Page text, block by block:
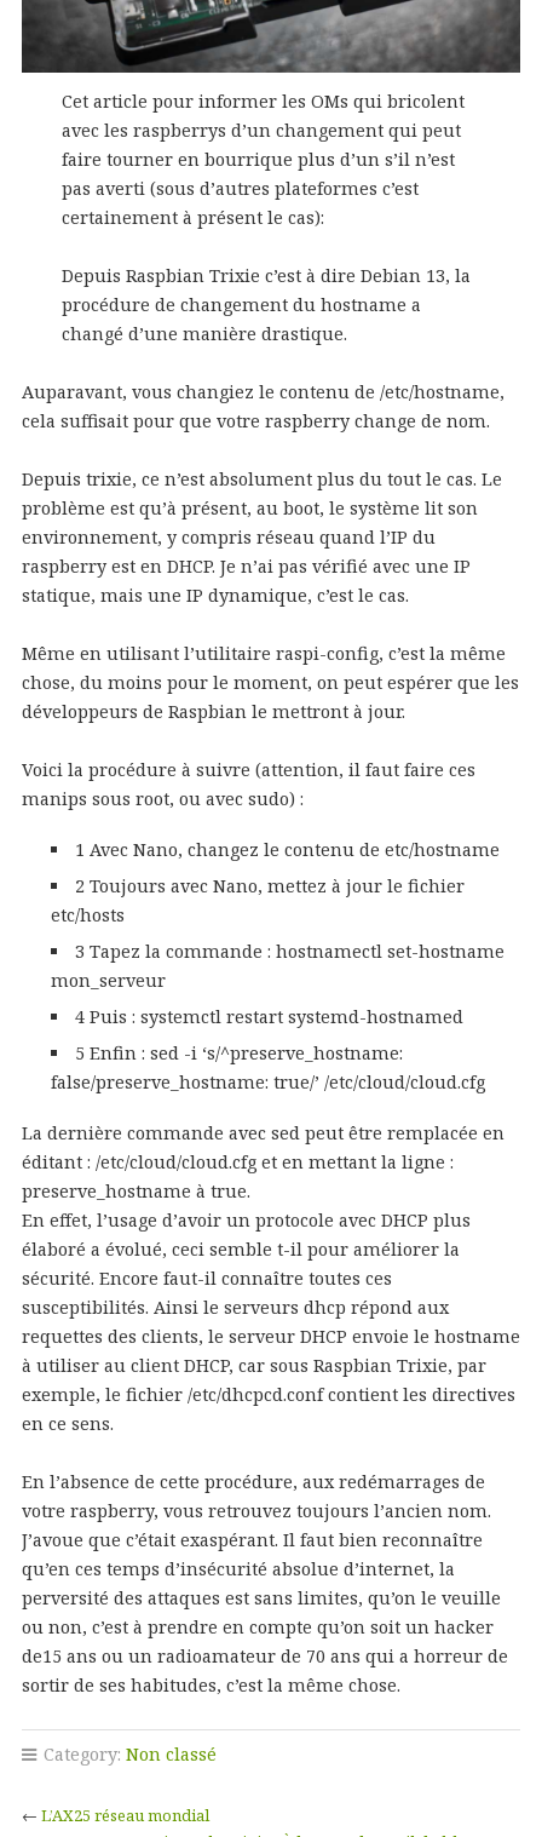
Cet article pour informer les OMs qui bricolent
avec les raspberrys d’un changement qui peut
faire tourner en bourrique plus d’un s’il n’est
pas averti (sous d’autres plateformes c’est
certainement à présent le cas):
Depuis Raspbian Trixie c’est à dire Debian 13, la
procédure de changement du hostname a
changé d’une manière drastique.
Auparavant, vous changiez le contenu de /etc/hostname,
cela suffisait pour que votre raspberry change de nom.
Depuis trixie, ce n’est absolument plus du tout le cas. Le
problème est qu’à présent, au boot, le système lit son
environnement, y compris réseau quand l’IP du
raspberry est en DHCP. Je n’ai pas vérifié avec une IP
statique, mais une IP dynamique, c’est le cas.
Même en utilisant l’utilitaire raspi-config, c’est la même
chose, du moins pour le moment, on peut espérer que les
développeurs de Raspbian le mettront à jour.
Voici la procédure à suivre (attention, il faut faire ces
manips sous root, ou avec sudo) :
1 Avec Nano, changez le contenu de etc/hostname
2 Toujours avec Nano, mettez à jour le fichier
etc/hosts
3 Tapez la commande : hostnamectl set-hostname
mon_serveur
4 Puis : systemctl restart systemd-hostnamed
5 Enfin : sed -i ‘s/^preserve_hostname:
false/preserve_hostname: true/’ /etc/cloud/cloud.cfg
La dernière commande avec sed peut être remplacée en
éditant : /etc/cloud/cloud.cfg et en mettant la ligne :
preserve_hostname à true.
En effet, l’usage d’avoir un protocole avec DHCP plus
élaboré a évolué, ceci semble t-il pour améliorer la
sécurité. Encore faut-il connaître toutes ces
susceptibilités. Ainsi le serveurs dhcp répond aux
requettes des clients, le serveur DHCP envoie le hostname
à utiliser au client DHCP, car sous Raspbian Trixie, par
exemple, le fichier /etc/dhcpcd.conf contient les directives
en ce sens.
En l’absence de cette procédure, aux redémarrages de
votre raspberry, vous retrouvez toujours l’ancien nom.
J’avoue que c’était exaspérant. Il faut bien reconnaître
qu’en ces temps d’insécurité absolue d’internet, la
perversité des attaques est sans limites, qu’on le veuille
ou non, c’est à prendre en compte qu’on soit un hacker
de15 ans ou un radioamateur de 70 ans qui a horreur de
sortir de ses habitudes, c’est la même chose.
Category: Non classé
← L’AX25 réseau mondial